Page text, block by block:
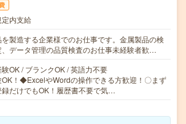
内支給
を製造する企業様でのお仕事です。金属製品の検
、データ管理の品質検査のお仕事未経験者歓…
OK / ブランクOK / 英語力不要
！◆ExcelやWordの操作できる方歓迎！〇まず
録だけでもOK！履歴書不要で気…